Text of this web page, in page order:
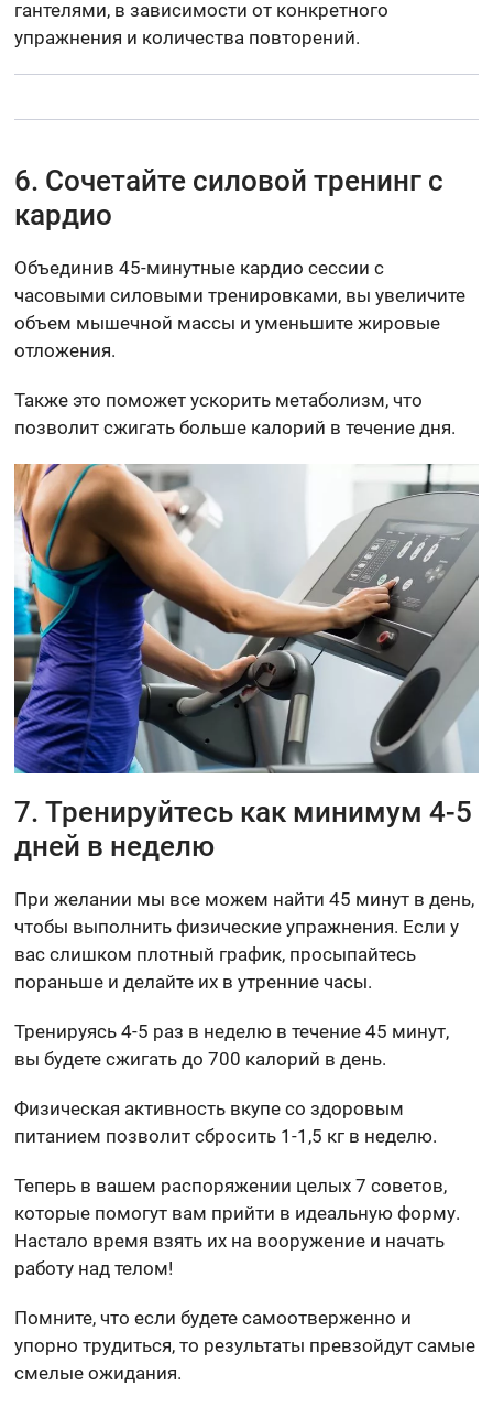
гантелями, в зависимости от конкретного
упражнения и количества повторений.
6. Сочетайте силовой тренинг с
кардио
Объединив 45-минутные кардио сессии с
часовыми силовыми тренировками, вы увеличите
объем мышечной массы и уменьшите жировые
отложения.
Также это поможет ускорить метаболизм, что
позволит сжигать больше калорий в течение дня.
7. Тренируйтесь как минимум 4-5
дней в неделю
При желании мы все можем найти 45 минут в день,
чтобы выполнить физические упражнения. Если у
вас слишком плотный график, просыпайтесь
пораньше и делайте их в утренние часы.
Тренируясь 4-5 раз в неделю в течение 45 минут,
вы будете сжигать до 700 калорий в день.
Физическая активность вкупе со здоровым
питанием позволит сбросить 1-1,5 кг в неделю.
Теперь в вашем распоряжении целых 7 советов,
которые помогут вам прийти в идеальную форму.
Настало время взять их на вооружение и начать
работу над телом!
Помните, что если будете самоотверженно и
упорно трудиться, то результаты превзойдут самые
смелые ожидания.